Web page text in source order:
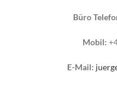
Büro
Mobil:
E-Mail: